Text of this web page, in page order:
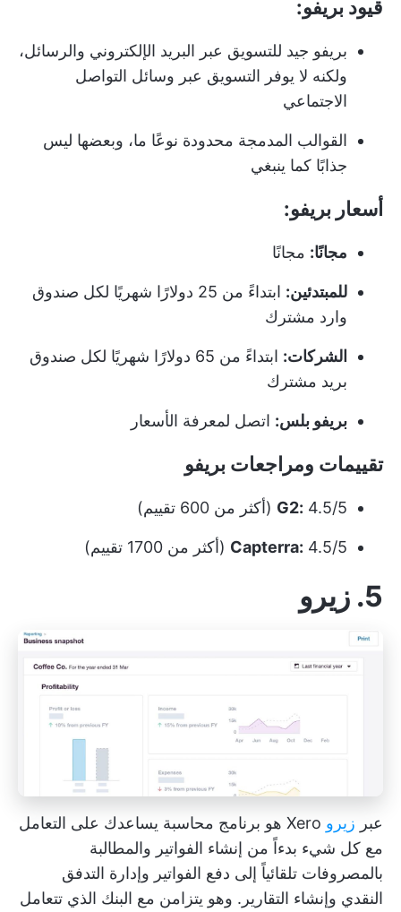
قيود بريفو:
بريفو جيد للتسويق عبر البريد الإلكتروني والرسائل،
ولكنه لا يوفر التسويق عبر وسائل التواصل
الاجتماعي
القوالب المدمجة محدودة نوعًا ما، وبعضها ليس
جذابًا كما ينبغي
أسعار بريفو:
مجانًا: مجانًا
للمبتدئين:
ابتداءً من 25 دولارًا شهريًا لكل صندوق
وارد مشترك
الشركات:
ابتداءً من 65 دولارًا شهريًا لكل صندوق
بريد مشترك
بريفو بلس: اتصل لمعرفة الأسعار
تقييمات ومراجعات بريفو
G2: 4.5/5 (أكثر من 600 تقييم)
Capterra: 4.5/5 (أكثر من 1700 تقييم)
5. زيرو
عبر زيرو
Xero هو برنامج محاسبة يساعدك على التعامل
مع كل شيء بدءاً من إنشاء الفواتير والمطالبة
بالمصروفات تلقائياً إلى دفع الفواتير وإدارة التدفق
النقدي وإنشاء التقارير. وهو يتزامن مع البنك الذي تتعامل